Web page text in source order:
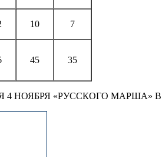
10 7
45 35
НОЯБРЯ «РУССКОГО МАРША»